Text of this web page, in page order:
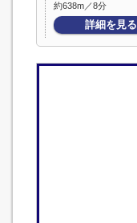
約638m／8分
詳細を見る